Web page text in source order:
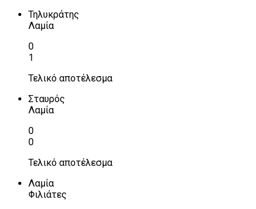
Τηλυκράτης
Λαμία
0
1
Τελικό αποτέλεσμα
Σταυρός
Λαμία
0
0
Τελικό αποτέλεσμα
Λαμία
Φιλιάτες